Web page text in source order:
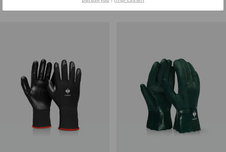
(inkl. moms) från 36 Pack